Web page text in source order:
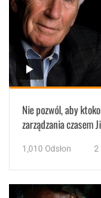
Nie pozwól, aby
zarządzania czasem
1,010 Odsłon 2